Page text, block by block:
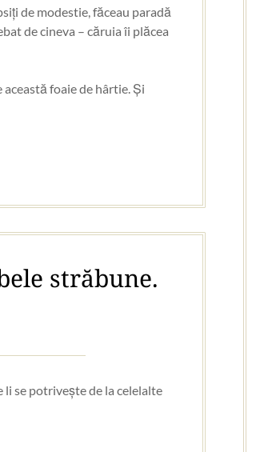
de modestie, făceau paradă
de cineva – căruia îi plăcea
această foaie de hârtie. Și
străbune.
se potrivește de la celelalte